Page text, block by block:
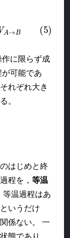
に限らず成
可能であ
れぞれ大き
。
はじめと終
程を， 等温
等温過程はあ
いうだけ
係ない。 一
態であり，